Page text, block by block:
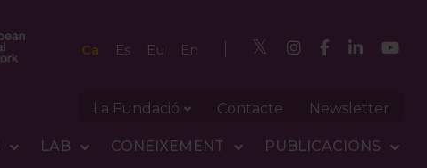
Ca Es Eu En
La Fundació Contacte Newsletter
LAB CONEIXEMENT PUBLICACIONS